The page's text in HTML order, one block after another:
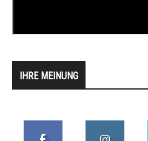
IHRE MEINUNG